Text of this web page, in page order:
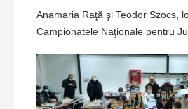
Anamaria Raţă şi Teodor Szocs,
Campionatele Naţionale pentru